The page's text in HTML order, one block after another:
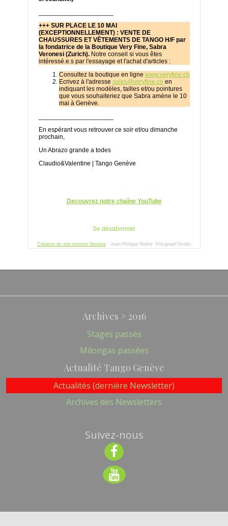
Archives > 2016
Stages passés
Milongas passées
Actualité Tango Genève
Actualités (dernière Newsletter)
Archives des Newsletters
Suivez-nous